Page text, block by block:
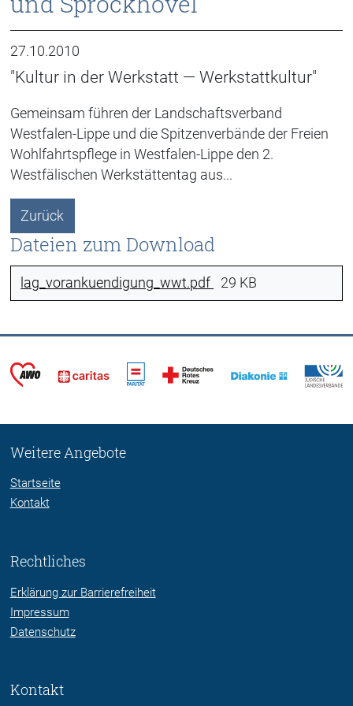
27.10.2010
"Kultur in der Werkstatt — Werkstattkultur"
Gemeinsam führen der Landschaftsverband
Westfalen-Lippe und die Spitzenverbände der Freien
Wohlfahrtspflege in Westfalen-Lippe den 2.
Westfälischen Werkstättentag aus...
Zurück
Dateien zum Download
lag_vorankuendigung_wwt.pdf 29 KB
Weitere Angebote
Startseite
Kontakt
Rechtliches
Erklärung zur Barrierefreiheit
Impressum
Datenschutz
Kontakt